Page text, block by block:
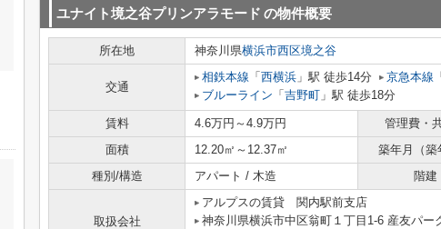
ユナイト境之谷プリンアラモード の物件概要
所在地 神奈川県横浜市西区境之谷
交通
相鉄本線 「 西横浜 」駅 徒歩14分 京急本線 「
ブルーライン 「 吉野町 」駅 徒歩18分
賃料 4.6万円～4.9万円 管理費・
面積
12.20㎡～12.37㎡ 築年月（築
種別/構造
アパート / 木造 階建
取扱会社
アルプスの賃貸 関内駅前支店
神奈川県横浜市中区翁町１丁目1-6 産友パー